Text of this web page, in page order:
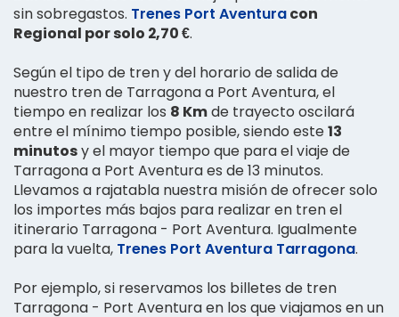
sin sobregastos. Trenes Port Aventuracon
Regional por solo 2,70 €.
Según el tipo de tren y del horario de salida de
nuestro tren de Tarragona a Port Aventura, el
tiempo en realizar los 8 Kmde trayecto oscilará
entre el mínimo tiempo posible, siendo este13
minutosy el mayor tiempo que para el viaje de
Tarragona a Port Aventura es de 13 minutos.
Llevamos a rajatabla nuestra misión de ofrecer solo
los importes más bajos para realizar en tren el
itinerario Tarragona - Port Aventura. Igualmente
para la vuelta, Trenes Port Aventura Tarragona.
Por ejemplo, si reservamos los billetes de tren
Tarragona - Port Aventura en los que viajamos en un